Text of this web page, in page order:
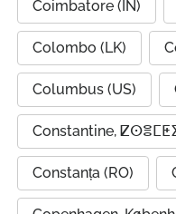
Coimbatore (IN)
Colombo (LK)
Columbus (US)
Constanța (RO)